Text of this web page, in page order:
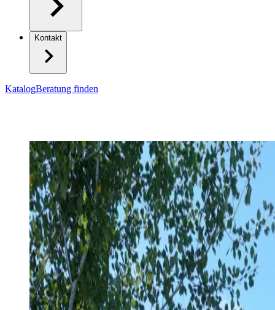
Kontakt
KatalogBeratung finden